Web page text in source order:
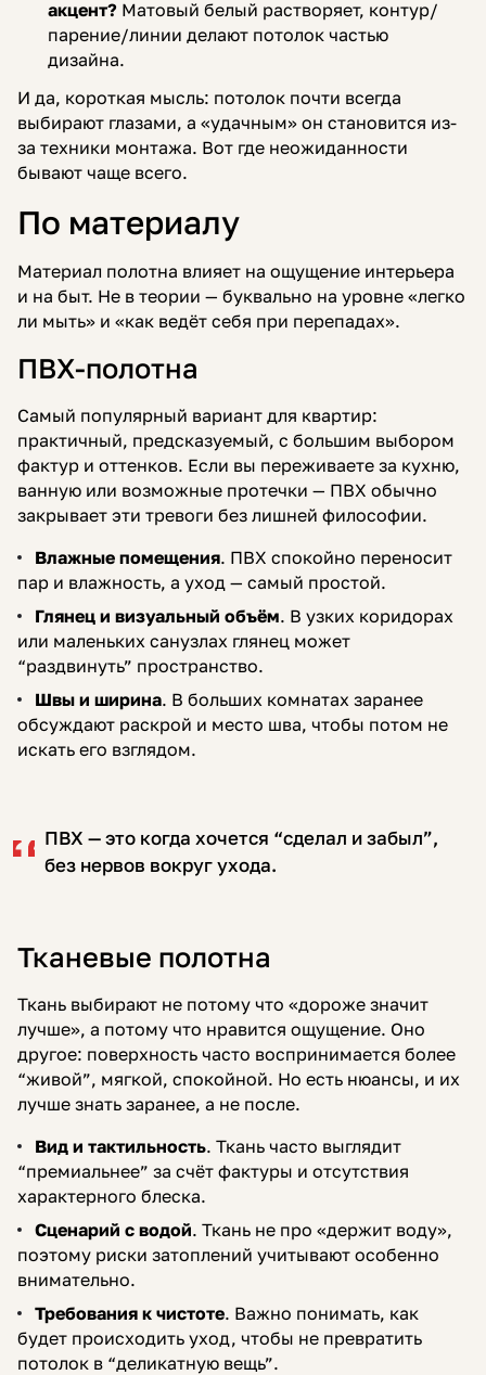
акцент? Матовый белый растворяет, контур/
парение/линии делают потолок частью
дизайна.
И да, короткая мысль: потолок почти всегда
выбирают глазами, а «удачным» он становится из-
за техники монтажа. Вот где неожиданности
бывают чаще всего.
По материалу
Материал полотна влияет на ощущение интерьера
и на быт. Не в теории — буквально на уровне «легко
ли мыть» и «как ведёт себя при перепадах».
ПВХ-полотна
Самый популярный вариант для квартир:
практичный, предсказуемый, с большим выбором
фактур и оттенков. Если вы переживаете за кухню,
ванную или возможные протечки — ПВХ обычно
закрывает эти тревоги без лишней философии.
Влажные помещения. ПВХ спокойно переносит
пар и влажность, а уход — самый простой.
Глянец и визуальный объём. В узких коридорах
или маленьких санузлах глянец может
“раздвинуть” пространство.
Швы и ширина. В больших комнатах заранее
обсуждают раскрой и место шва, чтобы потом не
искать его взглядом.
ПВХ — это когда хочется “сделал и забыл”,
без нервов вокруг ухода.
Тканевые полотна
Ткань выбирают не потому что «дороже значит
лучше», а потому что нравится ощущение. Оно
другое: поверхность часто воспринимается более
“живой”, мягкой, спокойной. Но есть нюансы, и их
лучше знать заранее, а не после.
Вид и тактильность. Ткань часто выглядит
“премиальнее” за счёт фактуры и отсутствия
характерного блеска.
Сценарий с водой. Ткань не про «держит воду»,
поэтому риски затоплений учитывают особенно
внимательно.
Требования к чистоте. Важно понимать, как
будет происходить уход, чтобы не превратить
потолок в “деликатную вещь”.